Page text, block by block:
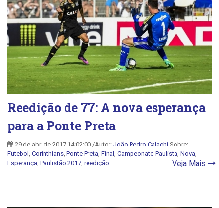
Reedição de 77: A nova esperança
para a Ponte Preta
29 de abr. de 2017 14:02:00 /Autor: João Pedro Calachi Sobre:
Futebol , Corinthians, Ponte Preta, Final , Campeonato Paulista, Nova,
Esperança, Paulistão 2017, reedição Veja Mais